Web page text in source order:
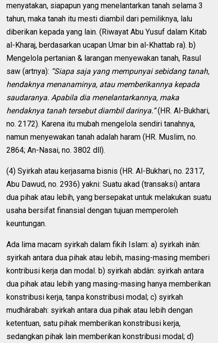
menyatakan, siapapun yang menelantarkan tanah selama 3
tahun, maka tanah itu mesti diambil dari pemiliknya, lalu
diberikan kepada yang lain. (Riwayat Abu Yusuf dalam Kitab
al-Kharaj, berdasarkan ucapan Umar bin al-Khattab ra). b)
Mengelola pertanian & larangan menyewakan tanah, Rasul
saw (artnya): “Siapa saja yang mempunyai sebidang tanah,
hendaknya menanaminya, atau memberikannya kepada
saudaranya. Apabila dia menelantarkannya, maka
hendaknya tanah tersebut diambil darinya.”(HR. Al-Bukhari,
no. 2172). Karena itu mubah mengelola sendiri tanahnya,
namun menyewakan tanah adalah haram (HR. Muslim, no.
2864; An-Nasai, no. 3802 dll).
(4) Syirkah atau kerjasama bisnis (HR. Al-Bukhari, no. 2317,
Abu Dawud, no. 2936) yakni: Suatu akad (transaksi) antara
dua pihak atau lebih, yang bersepakat untuk melakukan suatu
usaha bersifat finansial dengan tujuan memperoleh
keuntungan.
Ada lima macam syirkah dalam fikih Islam: a) syirkah inân:
syirkah antara dua pihak atau lebih, masing-masing memberi
kontribusi kerja dan modal. b) syirkah abdân: syirkah antara
dua pihak atau lebih yang masing-masing hanya memberikan
konstribusi kerja, tanpa konstribusi modal; c) syirkah
mudhârabah: syirkah antara dua pihak atau lebih dengan
ketentuan, satu pihak memberikan konstribusi kerja,
sedangkan pihak lain memberikan konstribusi modal; d)